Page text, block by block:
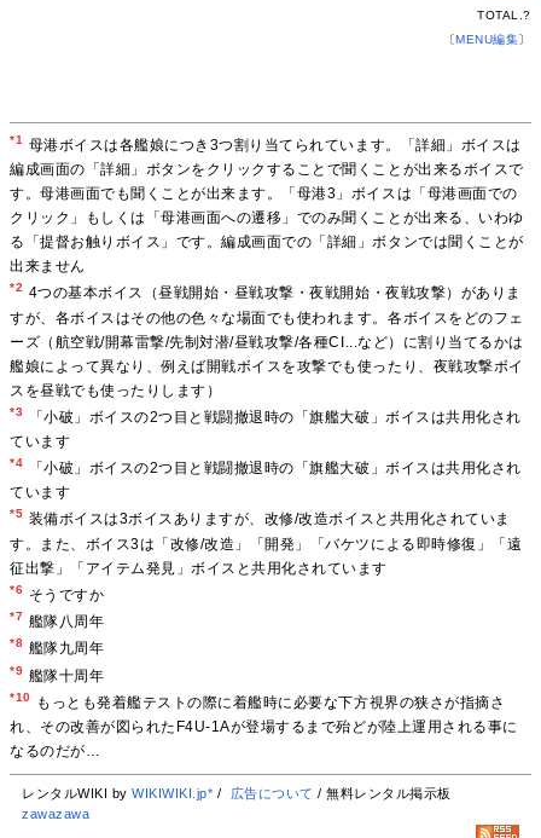
TOTAL.?
〔MENU編集〕
*1
母港ボイスは各艦娘につき3つ割り当てられています。「詳細」ボイスは
編成画面の「詳細」ボタンをクリックすることで聞くことが出来るボイスで
す。母港画面でも聞くことが出来ます。「母港3」ボイスは「母港画面での
クリック」もしくは「母港画面への遷移」でのみ聞くことが出来る、いわゆ
る「提督お触りボイス」です。編成画面での「詳細」ボタンでは聞くことが
出来ません
*2 4つの基本ボイス（昼戦開始・昼戦攻撃・夜戦開始・夜戦攻撃）がありま
すが、各ボイスはその他の色々な場面でも使われます。各ボイスをどのフェ
ーズ（航空戦/開幕雷撃/先制対潜/昼戦攻撃/各種CI...など）に割り当てるかは
艦娘によって異なり、例えば開戦ボイスを攻撃でも使ったり、夜戦攻撃ボイ
スを昼戦でも使ったりします）
*3
「小破」ボイスの2つ目と戦闘撤退時の「旗艦大破」ボイスは共用化され
ています
*4
「小破」ボイスの2つ目と戦闘撤退時の「旗艦大破」ボイスは共用化され
ています
*5 装備ボイスは3ボイスありますが、改修/改造ボイスと共用化されていま
す。また、ボイス3は「改修/改造」「開発」「バケツによる即時修復」「遠
征出撃」「アイテム発見」ボイスと共用化されています
*6 そうですか
*7 艦隊八周年
*8 艦隊九周年
*9 艦隊十周年
*10
もっとも発着艦テストの際に着艦時に必要な下方視界の狭さが指摘さ
れ、その改善が図られたF4U-1Aが登場するまで殆どが陸上運用される事に
なるのだが…
レンタルWIKI byWIKIWIKI.jp* / 広告について / 無料レンタル掲示板
zawazawa